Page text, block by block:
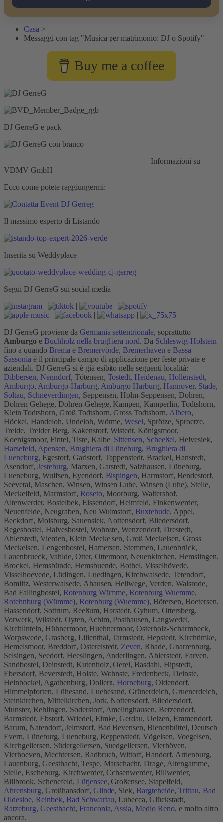
Casa >
Messaggi con tag "Musica per matrimonio: DJ o Spotify"
Buy me a coffee
DJ GerreG e pack
Informazioni su
VDMV GmbH
Ecco come potete raggiungermi:
Il massimo esperto di Listando
Inserita su Weddyplace
Segui DJ GerreG sui social media
|
|
|
|
|
|
DJ GerreG proviene da Germania settentrionale, soprattutto
Amburgo e Buchholz nella brughiera nord. Da Schleswig-Holstein
fino a quando Brema e Bremervörde, Bremerhaven e Bassa
Sassonia è il principale campo di applicazione per feste private e
aziendali. DJ GerreG si è già esibito nelle seguenti località:
Dibbersen, Nenndorf, Tötensen, Tostedt, Heidenau, Hollenstedt,
Amburgo, Amburgo-Harburg, Amburgo Harburg, Hannover, Stade,
Soltau, Schneverdingen, Seppensen, Holm-Seppensen, Dohren,
Dohren Gehege, Dohren-Gehege, Kampen, Kamperlin, Todtshorn,
Klein Todtshorn, Groß Todtshorn, Gross Todtshorn, Albero,
Höckel, Handeloh, Undeloh, Wörme, Wesel, Sprötze, Sproetze,
Trelde, Trelder Berg, Kakenstorf, Wistedt, Königsmoor,
Koenigsmoor, Fintel, Tiste, Kalbe, Sittensen, Scheeßel, Helvesiek,
Harsefeld, Apensen, Brughiera di Lüneburg, Brughiera di
Lueneburg, Egestorf, Garlstorf, Toppenstedt, Brackel, Hanstedt,
Asendorf, Jesteburg, Marxen, Garstedt, Salzhausen, Lüneburg,
Lueneburg, Wulfsen, Eyendorf, Bispingen, Harmstorf, Bendestorf,
Seevetal, Maschen, Winsen, Winsen Luhe, Winsen (Luhe), Stelle,
Meckelfeld, Marmstorf, Roseto, Moorburg, Waltershof,
Altenwerder, Bostelbek, Eissendorf, Heimfeld, Finkenwerder,
Neuenfelde, Neugraben, Neu Wulmstorf, Buxtehude, Appel,
Beckdorf, Moisburg, Sauensiek, Nottensdorf, Bliedersdorf,
Regesbostel, Halvesbostel, Wohnste, Wenzendorf, Drestedt,
Ahlerstedt, Vierden, Klein Meckelsen, Groß Meckelsen, Gross
Meckelsen, Lengenbostel, Hamersen, Stemmen, Lauenbrück,
Lauenbrueck, Vahlde, Otter, Ottermoor, Neuenkirchen, Hemslingen,
Brockel, Hemsbünde, Hemsbuende, Bothel, Visselhövede,
Visselhoevede, Lüdingen, Luedingen, Kirchwalsede, Tetendorf,
Bomlitz, Westerwalsede, Ahausen, Hellwege, Verden, Walsrode,
Bad Fallingbostel, Rotenburg Wümme, Rotenburg Wuemme,
Rotehnburg (Wümme), Rotenburg (Wuemme), Bötersen, Boetersen,
Hassendorf, Sottrum, Reeßum, Horstedt, Gyhum, Ottersberg,
Vorwerk, Wilstedt, Oyten, Achim, Posthausen, Langwedel,
Kirchlinteln, Hühnermoor, Huehnermoor, Osterholz-Scharmbeck,
Worpswede, Grasberg, Lilienthal, Tarmstedt, Hepstedt, Kirchtimke,
Hemelsmoor, Breddorf, Ostereistedt, Zeven, Rhade, Gnarrenburg,
Selsingen, Seedorf, Heeslingen, Anderlingen, Ahlerstedt, Farven,
Sandbostel, Deinstedt, Kutenholz, Oerel, Basdahl, Hipstedt,
Ebersdorf, Beverstedt, Holste, Wohnste, Fredenbeck, Deinste,
Heinbockel, Agathenburg, Dollern, Horneburg, Oldendorf,
Himmelpforten, Lühesand, Luehesand, Grünerdeich, Gruenerdeich,
Steinkirchen, Mittelkirchen, Jork, Nottensdorf, Bliedersdorf,
Munster, Rehlingen, Soderstorf, Amelinghausen, Betzendorf,
Barmstedt, Ebstorf, Wriedel, Eimke, Gerdau, Uelzen, Emmendorf,
Barum, Natendorf, Jelmstorf, Bad Bevensen, Bienenbüttel, Deutsch
Evern, Lüneburg, Lueneburg, Reppenstedt, Vögelsen, Voegelsen,
Kirchgellersen, Südergellersen, Suedgellersen, Vierhöven,
Vierhoeven, Mechtersen, Radbruch, Wittorf, Handorf, Artlenburg,
Lauenburg, Geesthacht, Tespe, Marschacht, Drage, Altengamme,
Stelle, Escheburg, Kirchwerder, Ochsenwerder, Billwerder,
Billbrook, Schenefeld, Lütjensee, Großensee, Stapelfeld,
Ahrensburg, Großhansdorf, Glinde, Siek, Bargteheide, Trittau, Bad
Oldesloe, Reinbek, Bad Schwartau, Lubecca, Glückstadt,
Ratzeburg, Geesthacht, Franconia, Assia, Medio Reno, e molto altro
ancora.